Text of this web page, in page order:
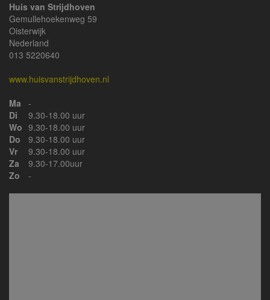
Huis van Strijdhoven
Gemullehoekenweg 59
Oisterwijk
Nederland
013 5220640
www.huisvanstrijdhoven.nl
Ma
-
Di
9.30-18.00 uur
Wo 9.30-18.00 uur
Do
9.30-18.00 uur
Vr
9.30-18.00 uur
Za
9.30-17.00uur
Zo
-